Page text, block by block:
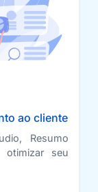
ao cliente
Resumo
otimizar seu